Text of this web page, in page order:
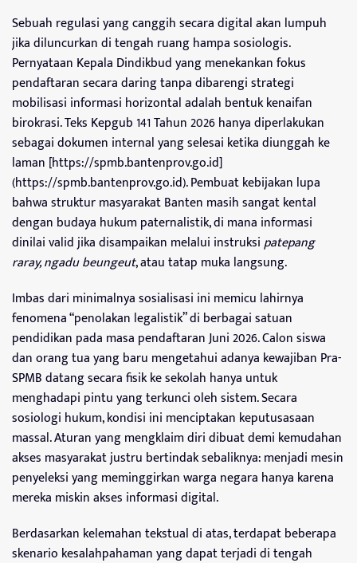
Sebuah regulasi yang canggih secara digital akan lumpuh
jika diluncurkan di tengah ruang hampa sosiologis.
Pernyataan Kepala Dindikbud yang menekankan fokus
pendaftaran secara daring tanpa dibarengi strategi
mobilisasi informasi horizontal adalah bentuk kenaifan
birokrasi. Teks Kepgub 141 Tahun 2026 hanya diperlakukan
sebagai dokumen internal yang selesai ketika diunggah ke
laman [https://spmb.bantenprov.go.id]
(https://spmb.bantenprov.go.id). Pembuat kebijakan lupa
bahwa struktur masyarakat Banten masih sangat kental
dengan budaya hukum paternalistik, di mana informasi
dinilai valid jika disampaikan melalui instruksipatepang
raray, ngadu beungeut, atau tatap muka langsung.
Imbas dari minimalnya sosialisasi ini memicu lahirnya
fenomena “penolakan legalistik” di berbagai satuan
pendidikan pada masa pendaftaran Juni 2026. Calon siswa
dan orang tua yang baru mengetahui adanya kewajiban Pra-
SPMB datang secara fisik ke sekolah hanya untuk
menghadapi pintu yang terkunci oleh sistem. Secara
sosiologi hukum, kondisi ini menciptakan keputusasaan
massal. Aturan yang mengklaim diri dibuat demi kemudahan
akses masyarakat justru bertindak sebaliknya: menjadi mesin
penyeleksi yang meminggirkan warga negara hanya karena
mereka miskin akses informasi digital.
Berdasarkan kelemahan tekstual di atas, terdapat beberapa
skenario kesalahpahaman yang dapat terjadi di tengah